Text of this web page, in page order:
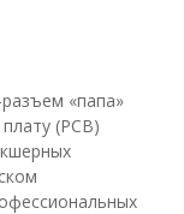
«папа»
(PCB)